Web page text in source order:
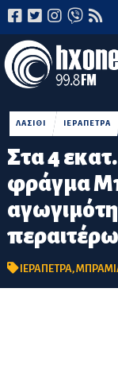
Στα 4
φράγμα
ΛΑΣΙΘΙ ΙΕΡΑΠΕΤΡΑ
ΙΕΡΑΠΕΤΡΑ,